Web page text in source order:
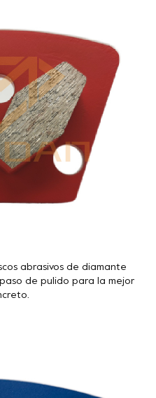
abrasivos de diamante
de pulido para la mejor